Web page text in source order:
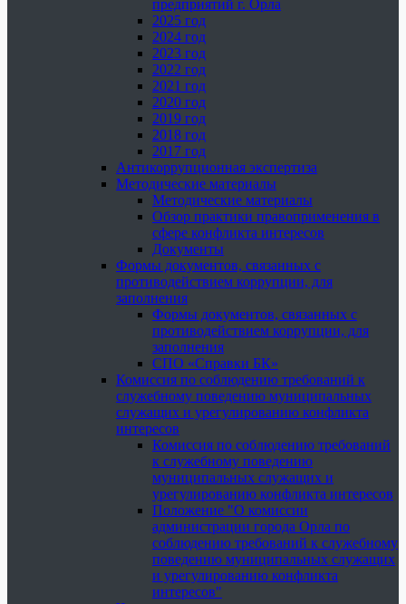
предприятий г. Орла
2025 год
2024 год
2023 год
2022 год
2021 год
2020 год
2019 год
2018 год
2017 год
Антикоррупционная экспертиза
Методические материалы
Методические материалы
Обзор практики правоприменения в
сфере конфликта интересов
Документы
Формы документов, связанных с
противодействием коррупции, для
заполнения
Формы документов, связанных с
противодействием коррупции, для
заполнения
СПО «Справки БК»
Комиссия по соблюдению требований к
служебному поведению муниципальных
служащих и урегулированию конфликта
интересов
Комиссия по соблюдению требований
к служебному поведению
муниципальных служащих и
урегулированию конфликта интересов
Положение "О комиссии
администрации города Орла по
соблюдению требований к служебному
поведению муниципальных служащих
и урегулированию конфликта
интересов"